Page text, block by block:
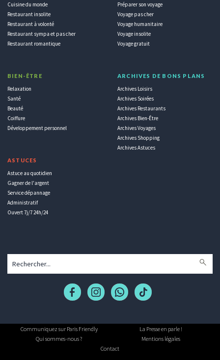
Cuisine du monde
Restaurant insolite
Restaurant à volonté
Restaurant sympa et pas cher
Restaurant romantique
BIEN-ÊTRE
Relaxation
Santé
Beauté
Coiffure
Développement personnel
ASTUCES
Astuce au quotidien
Gagner de l'argent
Service dépannage
Administratif
Ouvert 7j/7 24h/24
Préparer son voyage
Voyage pas cher
Voyage humanitaire
Voyage insolite
Voyage gratuit
ARCHIVES DE BONS PLANS
Archives Loisirs
Archives Soirées
Archives Restaurants
Archives Bien-Être
Archives Voyages
Archives Shopping
Archives Astuces
Communiquez sur Paris Friendly
La Presse en parle !
Qui sommes-nous ?
Mentions légales
Contact